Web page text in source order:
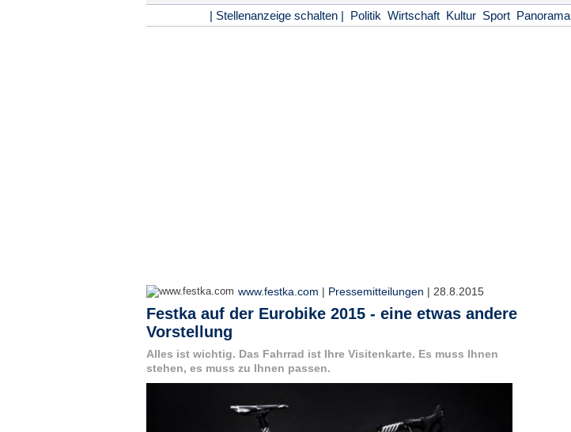
| Stellenanzeige schalten | Politik Wirtschaft Kultur Sport Panorama
www.festka.com | Pressemitteilungen | 28.8.2015
Festka auf der Eurobike 2015 - eine etwas andere
Vorstellung
Alles ist wichtig. Das Fahrrad ist Ihre Visitenkarte. Es muss Ihnen
stehen, es muss zu Ihnen passen.